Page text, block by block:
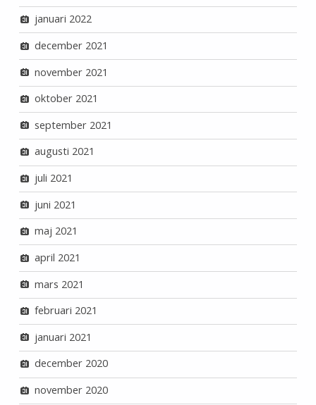
januari 2022
december 2021
november 2021
oktober 2021
september 2021
augusti 2021
juli 2021
juni 2021
maj 2021
april 2021
mars 2021
februari 2021
januari 2021
december 2020
november 2020